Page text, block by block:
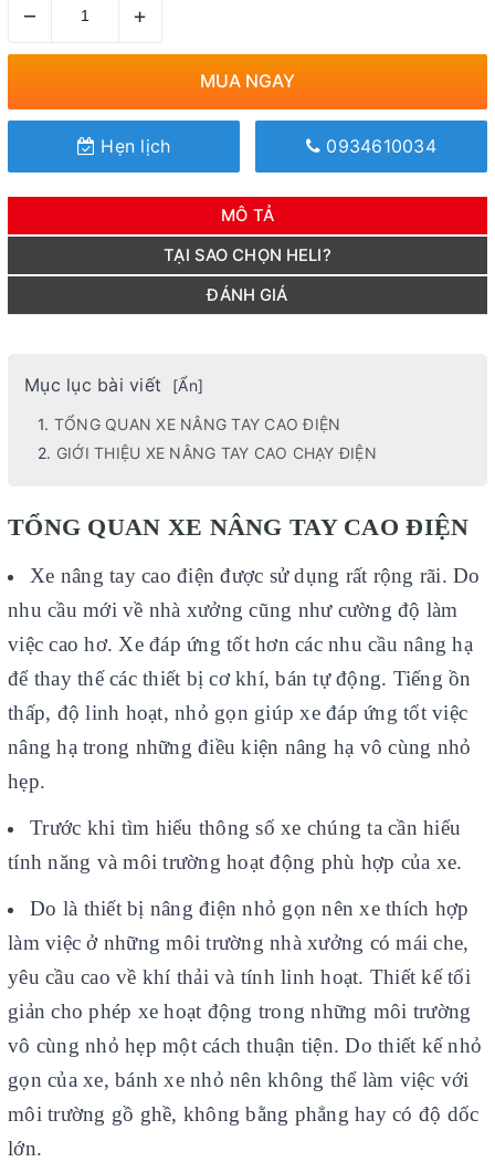
– +
MUA NGAY
Hẹn lịch 0934610034
MÔ TẢ
TẠI SAO CHỌN HELI?
ĐÁNH GIÁ
Mục lục bài viết [Ẩn]
TỔNG QUAN XE NÂNG TAY CAO ĐIỆN
GIỚI THIỆU XE NÂNG TAY CAO CHẠY ĐIỆN
TỔNG QUAN XE NÂNG TAY CAO ĐIỆN
Xe nâng tay cao điện được sử dụng rất rộng rãi. Do
nhu cầu mới về nhà xưởng cũng như cường độ làm
việc cao hơ. Xe đáp ứng tốt hơn các nhu cầu nâng hạ
để thay thế các thiết bị cơ khí, bán tự động. Tiếng ồn
thấp, độ linh hoạt, nhỏ gọn giúp xe đáp ứng tốt việc
nâng hạ trong những điều kiện nâng hạ vô cùng nhỏ
hẹp.
Trước khi tìm hiểu thông số xe chúng ta cần hiểu
tính năng và môi trường hoạt động phù hợp của xe.
Do là thiết bị nâng điện nhỏ gọn nên xe thích hợp
làm việc ở những môi trường nhà xưởng có mái che,
yêu cầu cao về khí thải và tính linh hoạt. Thiết kế tối
giản cho phép xe hoạt động trong những môi trường
vô cùng nhỏ hẹp một cách thuận tiện. Do thiết kế nhỏ
gọn của xe, bánh xe nhỏ nên không thể làm việc với
môi trường gồ ghề, không bằng phẳng hay có độ dốc
lớn.